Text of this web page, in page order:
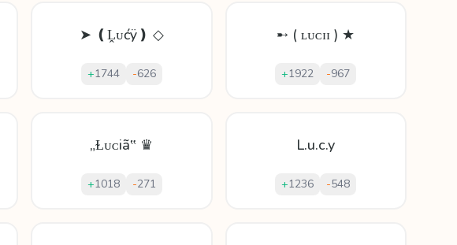
➤ ❪Ḽᴜćÿ❫ ◇
+1744 -626
➸ ( ʟᴜᴄɪɪ ) ★
+1922 -967
„Ɫᴜᴄіã‟ ♛
+1018 -271
L.u.c.y
+1236 -548